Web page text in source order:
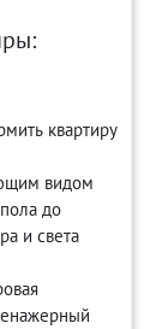
квартиру
видом
до
и света